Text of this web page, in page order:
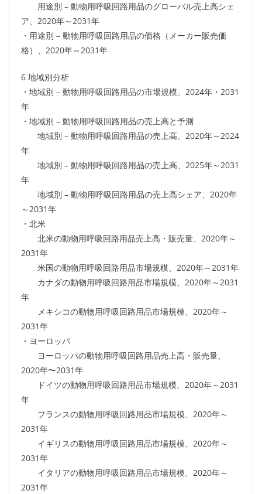
用途別 – 動物用呼吸回路用品のグローバル売上高シェ
ア、2020年～2031年
・用途別 – 動物用呼吸回路用品の価格（メーカー販売価
格）、2020年～2031年
6 地域別分析
・地域別 – 動物用呼吸回路用品の市場規模、2024年・2031
年
・地域別 – 動物用呼吸回路用品の売上高と予測
地域別 – 動物用呼吸回路用品の売上高、2020年～2024
年
地域別 – 動物用呼吸回路用品の売上高、2025年～2031
年
地域別 – 動物用呼吸回路用品の売上高シェア、2020年
～2031年
・北米
北米の動物用呼吸回路用品売上高・販売量、2020年～
2031年
米国の動物用呼吸回路用品市場規模、2020年～2031年
カナダの動物用呼吸回路用品市場規模、2020年～2031
年
メキシコの動物用呼吸回路用品市場規模、2020年～
2031年
・ヨーロッパ
ヨーロッパの動物用呼吸回路用品売上高・販売量、
2020年〜2031年
ドイツの動物用呼吸回路用品市場規模、2020年～2031
年
フランスの動物用呼吸回路用品市場規模、2020年～
2031年
イギリスの動物用呼吸回路用品市場規模、2020年～
2031年
イタリアの動物用呼吸回路用品市場規模、2020年～
2031年